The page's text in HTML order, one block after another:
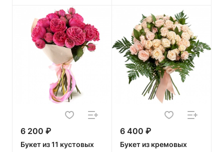
6 200 ₽
Букет из 11 кустовых
6 400 ₽
Букет из кремовых